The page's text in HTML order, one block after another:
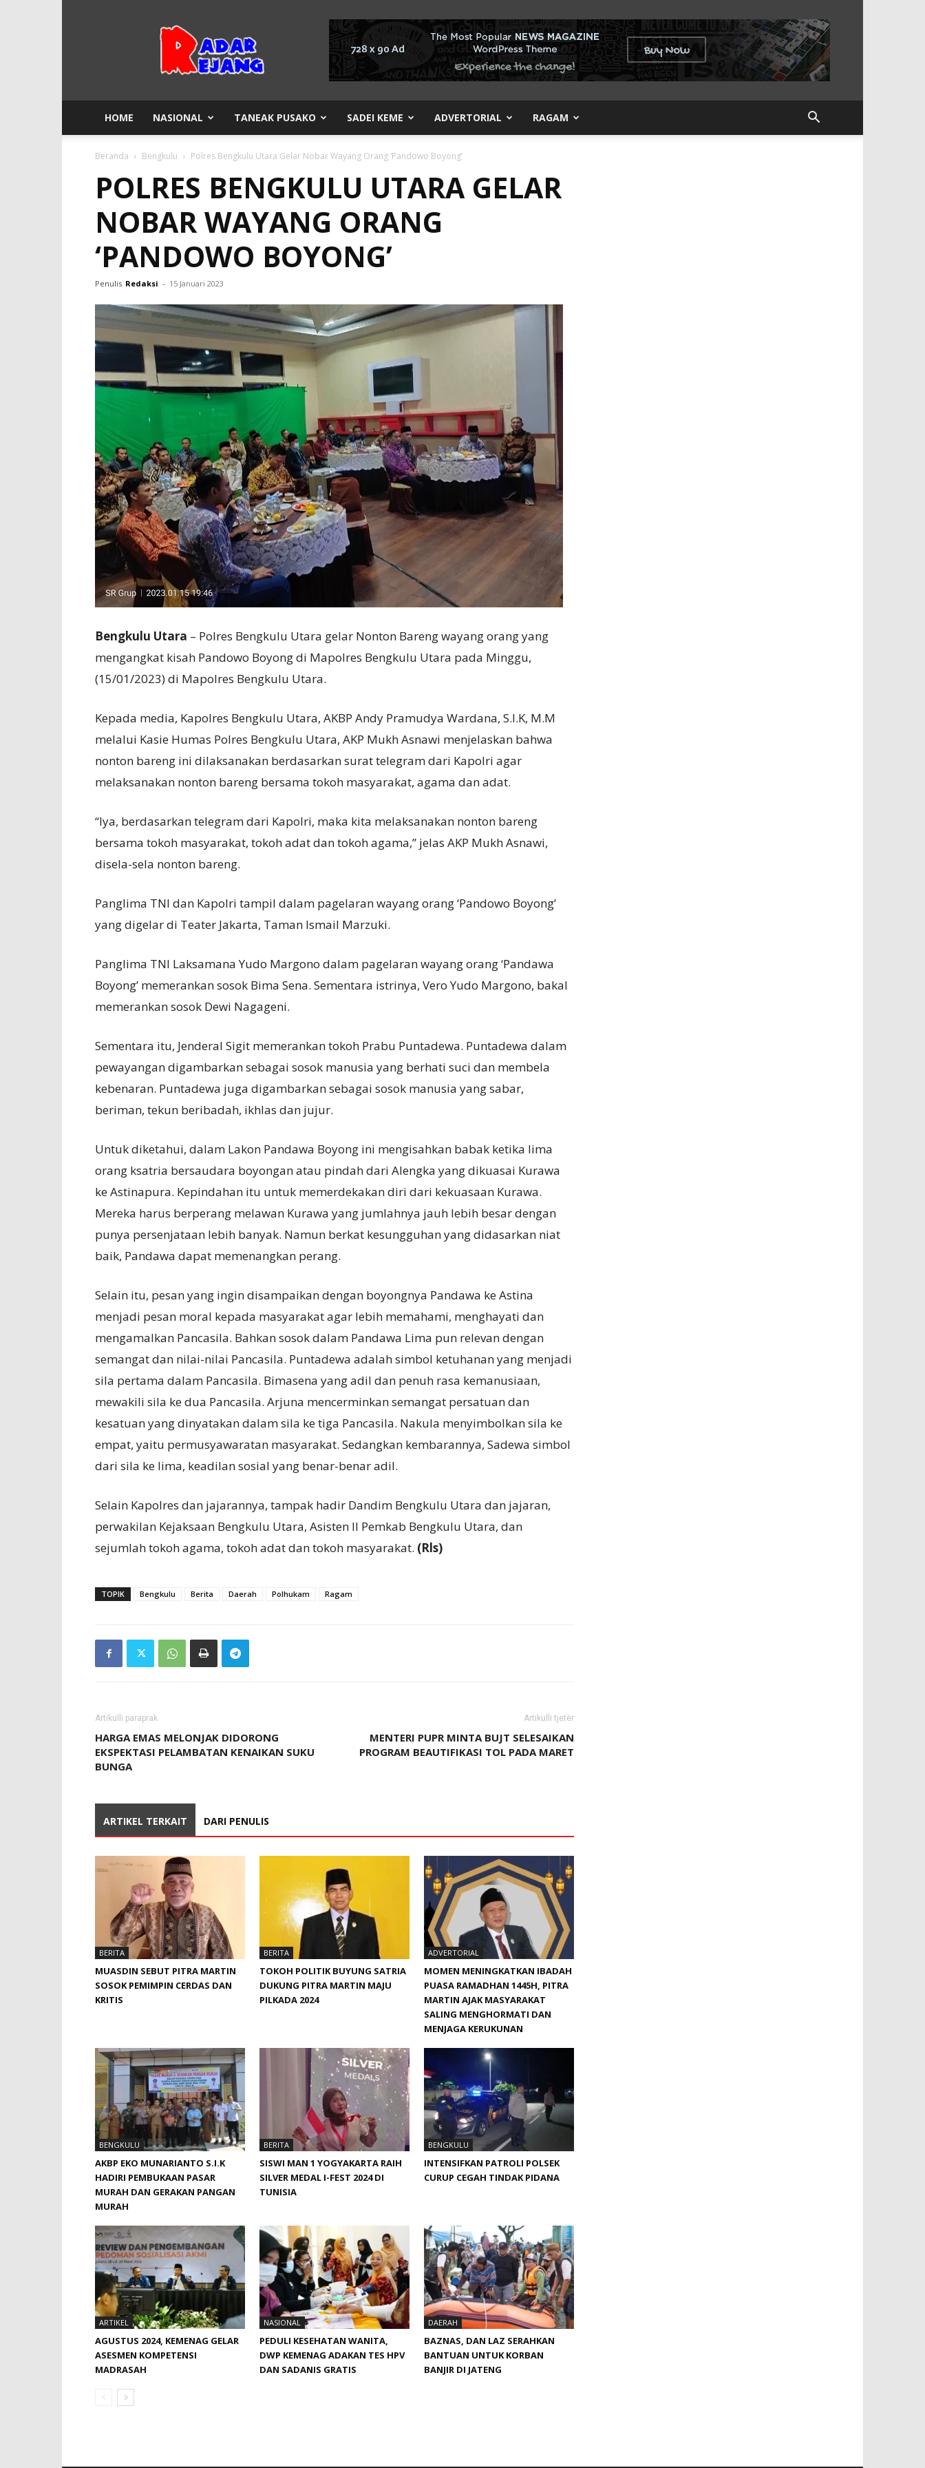
Rejang
HOME NASIONAL TANEAK PUSAKO SADEI KEME ADVERTORIAL RAGAM
Beranda Bengkulu Polres Bengkulu Utara Gelar Nobar Wayang Orang ‘Pandowo Boyong’
POLRES BENGKULU UTARA GELAR
NOBAR WAYANG ORANG
‘PANDOWO BOYONG’
Penulis Redaksi - 15 Januari 2023
Bengkulu Utara – Polres Bengkulu Utara gelar Nonton Bareng wayang orang yang
mengangkat kisah Pandowo Boyong di Mapolres Bengkulu Utara pada Minggu,
(15/01/2023) di Mapolres Bengkulu Utara.
Kepada media, Kapolres Bengkulu Utara, AKBP Andy Pramudya Wardana, S.I.K, M.M
melalui Kasie Humas Polres Bengkulu Utara, AKP Mukh Asnawi menjelaskan bahwa
nonton bareng ini dilaksanakan berdasarkan surat telegram dari Kapolri agar
melaksanakan nonton bareng bersama tokoh masyarakat, agama dan adat.
“Iya, berdasarkan telegram dari Kapolri, maka kita melaksanakan nonton bareng
bersama tokoh masyarakat, tokoh adat dan tokoh agama,” jelas AKP Mukh Asnawi,
disela-sela nonton bareng.
Panglima TNI dan Kapolri tampil dalam pagelaran wayang orang ‘Pandowo Boyong’
yang digelar di Teater Jakarta, Taman Ismail Marzuki.
Panglima TNI Laksamana Yudo Margono dalam pagelaran wayang orang ‘Pandawa
Boyong’ memerankan sosok Bima Sena. Sementara istrinya, Vero Yudo Margono, bakal
memerankan sosok Dewi Nagageni.
Sementara itu, Jenderal Sigit memerankan tokoh Prabu Puntadewa. Puntadewa dalam
pewayangan digambarkan sebagai sosok manusia yang berhati suci dan membela
kebenaran. Puntadewa juga digambarkan sebagai sosok manusia yang sabar,
beriman, tekun beribadah, ikhlas dan jujur.
Untuk diketahui, dalam Lakon Pandawa Boyong ini mengisahkan babak ketika lima
orang ksatria bersaudara boyongan atau pindah dari Alengka yang dikuasai Kurawa
ke Astinapura. Kepindahan itu untuk memerdekakan diri dari kekuasaan Kurawa.
Mereka harus berperang melawan Kurawa yang jumlahnya jauh lebih besar dengan
punya persenjataan lebih banyak. Namun berkat kesungguhan yang didasarkan niat
baik, Pandawa dapat memenangkan perang.
Selain itu, pesan yang ingin disampaikan dengan boyongnya Pandawa ke Astina
menjadi pesan moral kepada masyarakat agar lebih memahami, menghayati dan
mengamalkan Pancasila. Bahkan sosok dalam Pandawa Lima pun relevan dengan
semangat dan nilai-nilai Pancasila. Puntadewa adalah simbol ketuhanan yang menjadi
sila pertama dalam Pancasila. Bimasena yang adil dan penuh rasa kemanusiaan,
mewakili sila ke dua Pancasila. Arjuna mencerminkan semangat persatuan dan
kesatuan yang dinyatakan dalam sila ke tiga Pancasila. Nakula menyimbolkan sila ke
empat, yaitu permusyawaratan masyarakat. Sedangkan kembarannya, Sadewa simbol
dari sila ke lima, keadilan sosial yang benar-benar adil.
Selain Kapolres dan jajarannya, tampak hadir Dandim Bengkulu Utara dan jajaran,
perwakilan Kejaksaan Bengkulu Utara, Asisten II Pemkab Bengkulu Utara, dan
sejumlah tokoh agama, tokoh adat dan tokoh masyarakat. (Rls)
TOPIK Bengkulu Berita Daerah Polhukam Ragam
Artikulli paraprak
HARGA EMAS MELONJAK DIDORONG
EKSPEKTASI PELAMBATAN KENAIKAN SUKU
BUNGA
Artikulli tjetër
MENTERI PUPR MINTA BUJT SELESAIKAN
PROGRAM BEAUTIFIKASI TOL PADA MARET
ARTIKEL TERKAIT DARI PENULIS
BERITA
MUASDIN SEBUT PITRA MARTIN
SOSOK PEMIMPIN CERDAS DAN
KRITIS
BERITA
TOKOH POLITIK BUYUNG SATRIA
DUKUNG PITRA MARTIN MAJU
PILKADA 2024
ADVERTORIAL
MOMEN MENINGKATKAN IBADAH
PUASA RAMADHAN 1445H, PITRA
MARTIN AJAK MASYARAKAT
SALING MENGHORMATI DAN
MENJAGA KERUKUNAN
BENGKULU
AKBP EKO MUNARIANTO S.I.K
HADIRI PEMBUKAAN PASAR
MURAH DAN GERAKAN PANGAN
MURAH
BERITA
SISWI MAN 1 YOGYAKARTA RAIH
SILVER MEDAL I-FEST 2024 DI
TUNISIA
BENGKULU
INTENSIFKAN PATROLI POLSEK
CURUP CEGAH TINDAK PIDANA
ARTIKEL
AGUSTUS 2024, KEMENAG GELAR
ASESMEN KOMPETENSI
MADRASAH
NASIONAL
PEDULI KESEHATAN WANITA,
DWP KEMENAG ADAKAN TES HPV
DAN SADANIS GRATIS
DAERAH
BAZNAS, DAN LAZ SERAHKAN
BANTUAN UNTUK KORBAN
BANJIR DI JATENG